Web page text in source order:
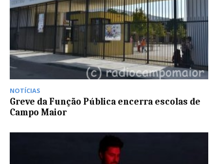
NOTÍCIAS
Greve da Função Pública encerra escolas de
Campo Maior